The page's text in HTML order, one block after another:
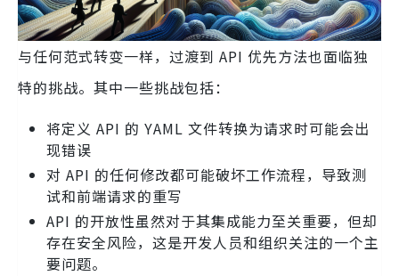
与任何范式转变一样，过渡到 API 优先方法也面临独
特的挑战。其中一些挑战包括：
将定义 API 的 YAML 文件转换为请求时可能会出
现错误
对 API 的任何修改都可能破坏工作流程，导致测
试和前端请求的重写
API 的开放性虽然对于其集成能力至关重要，但却
存在安全风险，这是开发人员和组织关注的一个主
要问题。